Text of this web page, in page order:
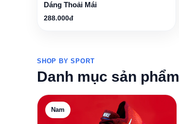
Dáng Thoải Mái
288.000đ
SHOP BY SPORT
Danh mục sản phẩm
Nam